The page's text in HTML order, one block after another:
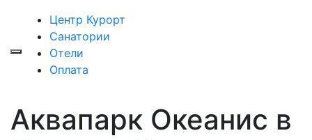
Центр Курорт
Санатории
Отели
Оплата
Аквапарк Океанис в